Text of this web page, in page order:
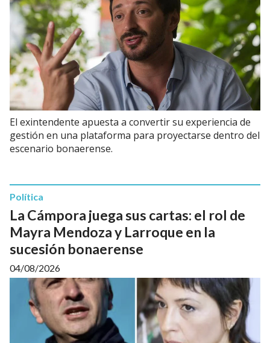
El exintendente apuesta a convertir su experiencia de
gestión en una plataforma para proyectarse dentro del
escenario bonaerense.
La Cámpora juega sus cartas: el rol de
Mayra Mendoza y Larroque en la
sucesión bonaerense
Política
04/08/2026